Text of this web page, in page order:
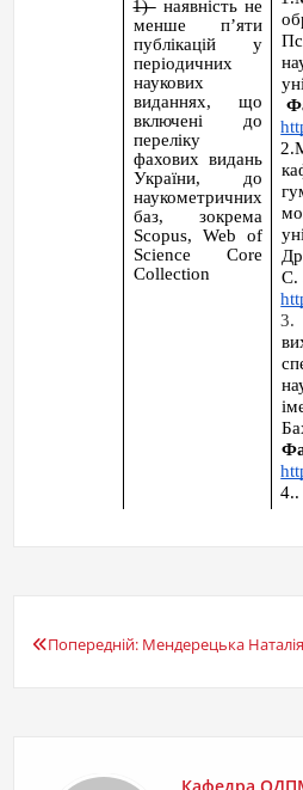
Навігація
Попередній: Мендерецька Наталія